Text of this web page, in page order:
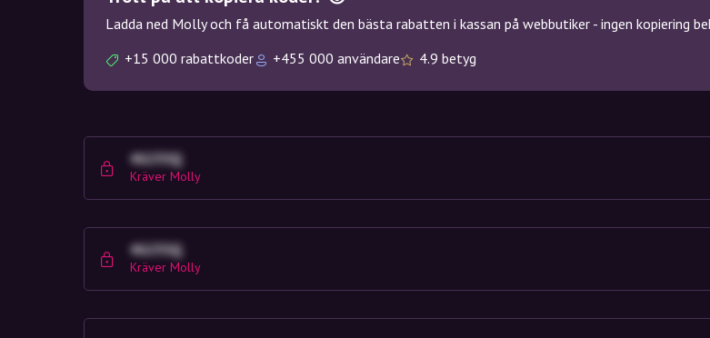
Ladda ned Molly och få automatiskt den bästa rabatten i kassan på webbutiker - ingen kopiering
+15 000 rabattkoder
+455 000 användare 4.9 betyg
4G23SQ
Kräver Molly
4G23SQ
Kräver Molly